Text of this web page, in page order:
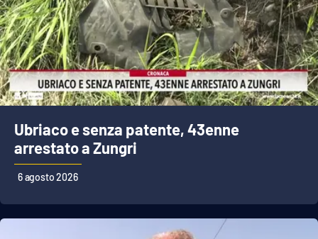
Ambiente
Cronaca
Cultura
Economia e Lavoro
Politica
Sanità
Ubriaco e senza patente, 43enne
arrestato a Zungri
6 agosto 2026